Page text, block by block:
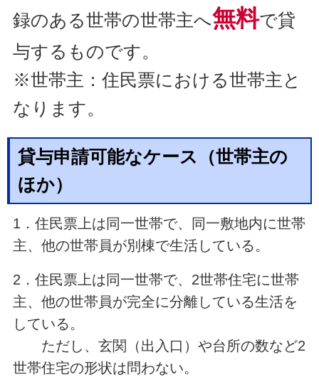
録のある世帯の世帯主へ無料で貸
与するものです。
※世帯主：住民票における世帯主と
なります。
貸与申請可能なケース（世帯主の
ほか）
1．住民票上は同一世帯で、同一敷地内に世帯
主、他の世帯員が別棟で生活している。
2．住民票上は同一世帯で、2世帯住宅に世帯
主、他の世帯員が完全に分離している生活を
している。
ただし、玄関（出入口）や台所の数など2
世帯住宅の形状は問わない。